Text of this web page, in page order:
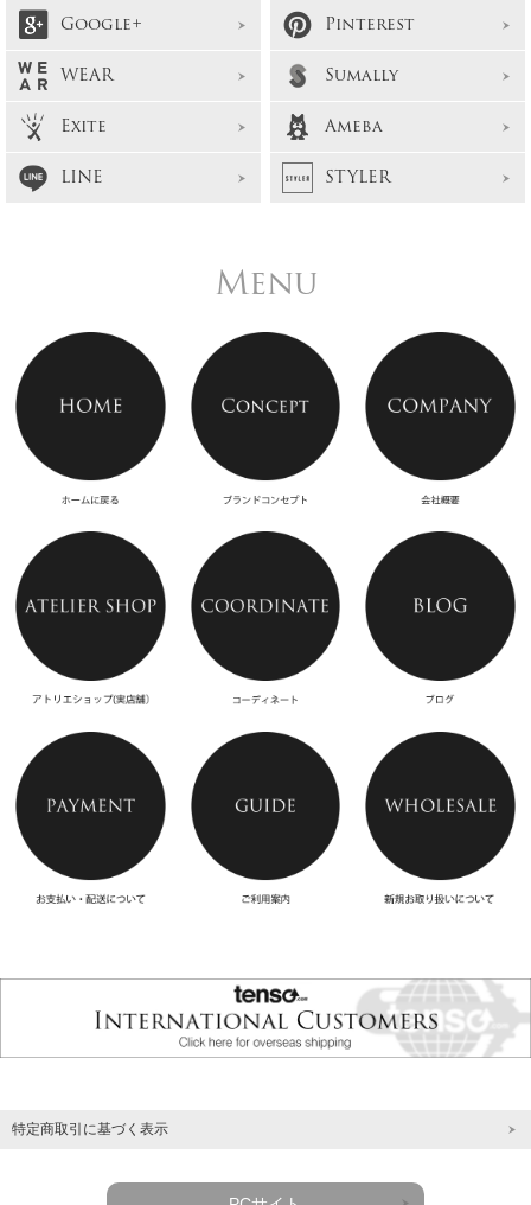
Google+
Pinterest
WEAR
Sumally
Exite
Ameba
LINE
STYLER
Menu
特定商取引に基づく表示